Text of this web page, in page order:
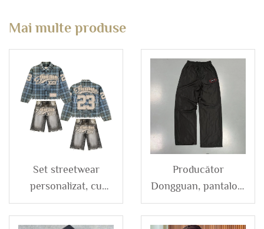
Mai multe produse
Set streetwear
personalizat, cu
aplicații brodate,
logo deteriorat,
Producător
Dongguan, pantaloni
impermeabili casual,
din poliester,